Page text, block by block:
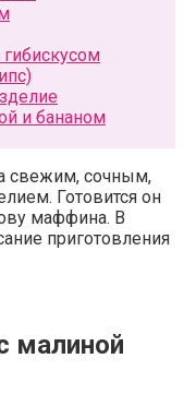
и бананом
свежим, сочным,
Готовится он
маффина. В
приготовления
малиной